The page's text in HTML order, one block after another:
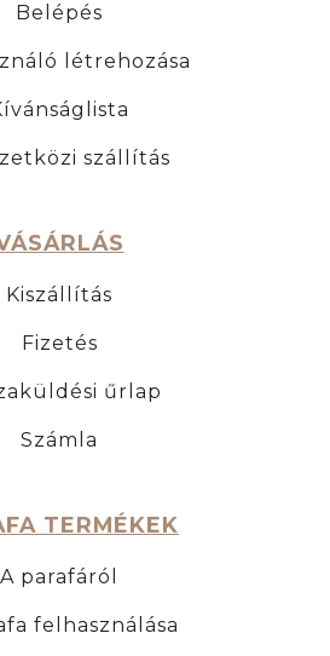
Belépés
létrehozása
szállítás
Kiszállítás
Fizetés
űrlap
Számla
TERMÉKEK
A parafáról
felhasználása